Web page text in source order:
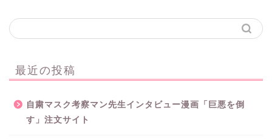
最近の投稿
自粛マスク考察マン先生インタビュー漫画「巨悪を倒
す」注文サイト